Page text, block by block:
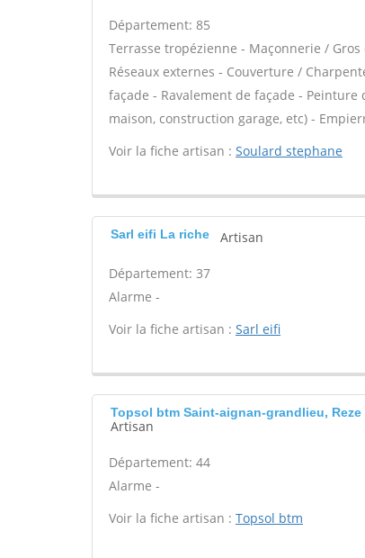
Département: 85
Terrasse tropézienne - Maçonnerie /
Réseaux externes - Couverture /
façade - Ravalement de façade - Peinture
maison, construction garage, etc) -
Voir la fiche artisan : Soulard stephane
Sarl eifi La riche Artisan
Département: 37
Alarme -
Voir la fiche artisan : Sarl eifi
Topsol btm Saint-aignan-grandlieu, Reze
Artisan
Département: 44
Alarme -
Voir la fiche artisan : Topsol btm